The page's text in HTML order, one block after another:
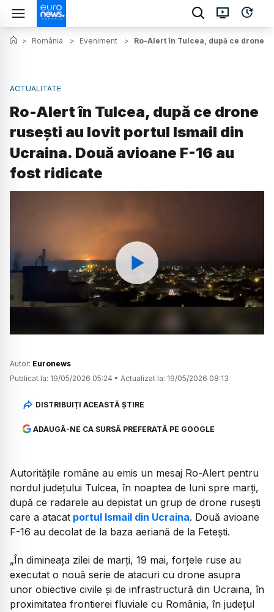
> România > Eveniment > Ro-Alert în Tulcea, după ce drone
ACTUALITATE
Ro-Alert în Tulcea, după ce drone
rusești au lovit portul Ismail din
Ucraina. Două avioane F-16 au
fost ridicate
Watch
Autor: Euronews
Publicat la: 19/05/2026 05:24 • Actualizat la: 19/05/2026 08:13
DISTRIBUIȚI ACEASTĂ ȘTIRE
ADAUGĂ-NE CA SURSĂ PREFERATĂ PE GOOGLE
Autoritățile române au emis un mesaj Ro-Alert pentru
nordul județului Tulcea, în noaptea de luni spre marți,
după ce radarele au depistat un grup de drone rusești
care a atacat portul Ismail din Ucraina. Două avioane
F-16 au decolat de la baza aeriană de la Fetești.
„În dimineața zilei de marți, 19 mai, forțele ruse au
executat o nouă serie de atacuri cu drone asupra
unor obiective civile și de infrastructură din Ucraina, în
proximitatea frontierei fluviale cu România, în județul